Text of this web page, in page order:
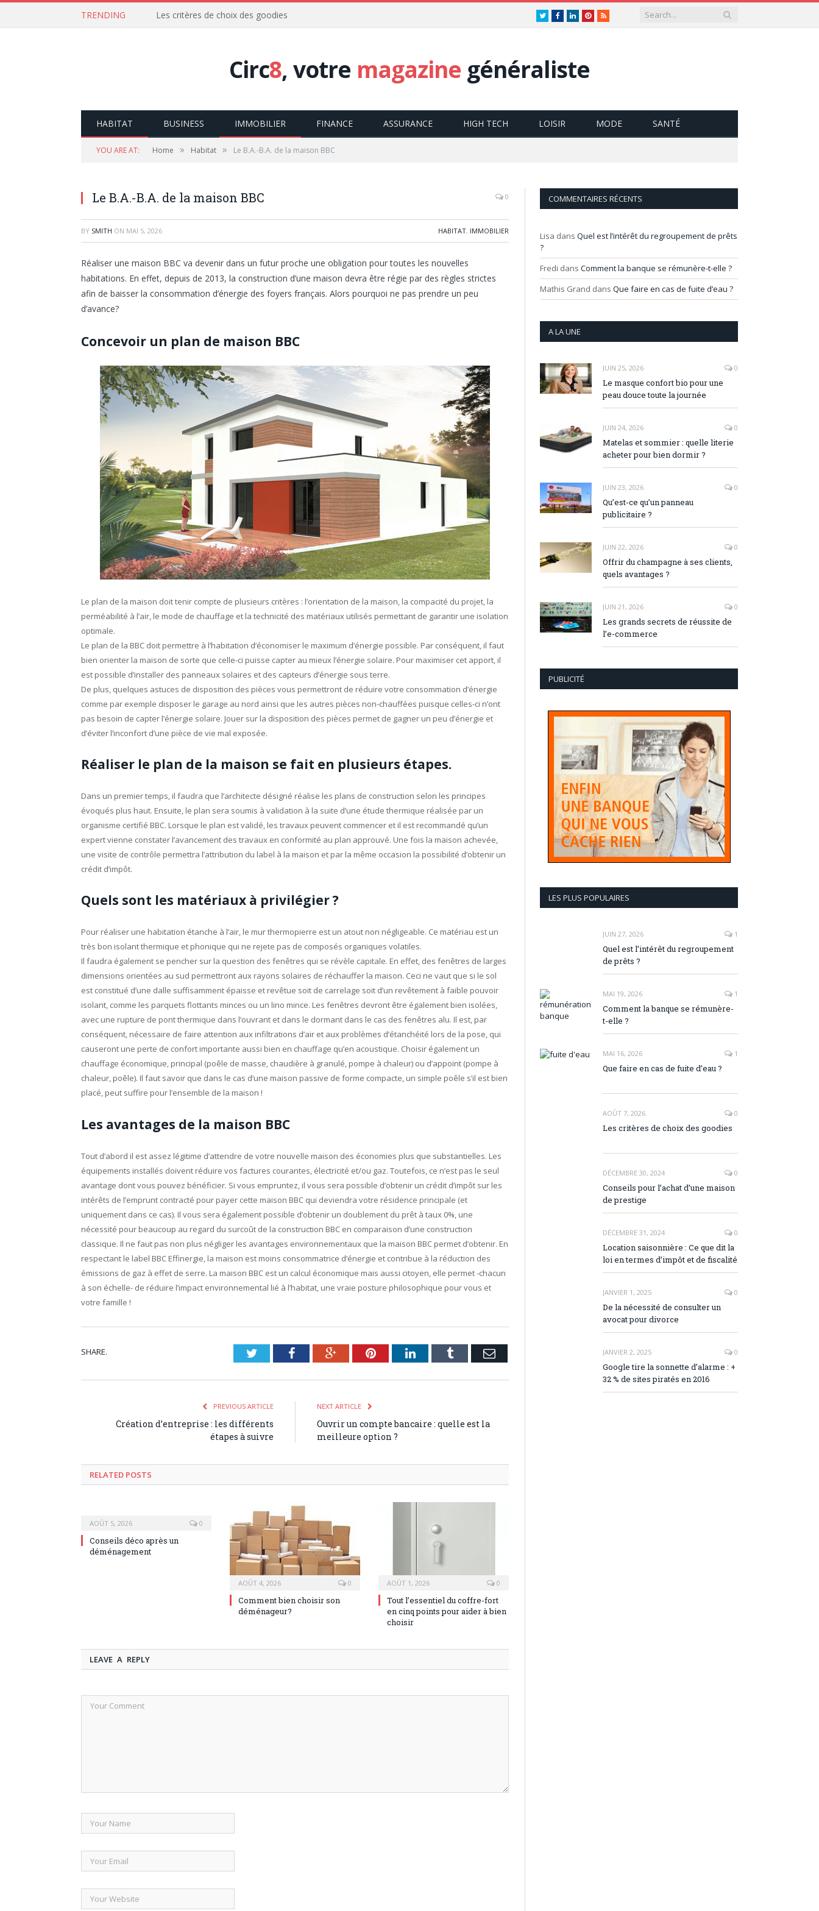
TRENDING Les critères de choix des goodies TwitterFacebookLinkedInPinterest
RSS
Circ8, votre magazine généraliste
HABITAT BUSINESS IMMOBILIER FINANCE ASSURANCE HIGH TECH LOISIR MODE SANTÉ
YOU ARE AT: Home » Habitat » Le B.A.-B.A. de la maison BBC
Le B.A.-B.A. de la maison BBC 0
BY SMITH ON MAI 5, 2026 HABITAT, IMMOBILIER
Réaliser une maison BBC va devenir dans un futur proche une obligation pour toutes les nouvelles
habitations. En effet, depuis de 2013, la construction d’une maison devra être régie par des règles strictes
afin de baisser la consommation d’énergie des foyers français. Alors pourquoi ne pas prendre un peu
d’avance?
Concevoir un plan de maison BBC
Le plan de la maison doit tenir compte de plusieurs critères : l’orientation de la maison, la compacité du projet, la
perméabilité à l’air, le mode de chauffage et la technicité des matériaux utilisés permettant de garantir une isolation
optimale.
Le plan de la BBC doit permettre à l’habitation d’économiser le maximum d’énergie possible. Par conséquent, il faut
bien orienter la maison de sorte que celle-ci puisse capter au mieux l’énergie solaire. Pour maximiser cet apport, il
est possible d’installer des panneaux solaires et des capteurs d’énergie sous terre.
De plus, quelques astuces de disposition des pièces vous permettront de réduire votre consommation d’énergie
comme par exemple disposer le garage au nord ainsi que les autres pièces non-chauffées puisque celles-ci n’ont
pas besoin de capter l’énergie solaire. Jouer sur la disposition des pièces permet de gagner un peu d’énergie et
d’éviter l’inconfort d’une pièce de vie mal exposée.
Réaliser le plan de la maison se fait en plusieurs étapes.
Dans un premier temps, il faudra que l’architecte désigné réalise les plans de construction selon les principes
évoqués plus haut. Ensuite, le plan sera soumis à validation à la suite d’une étude thermique réalisée par un
organisme certifié BBC. Lorsque le plan est validé, les travaux peuvent commencer et il est recommandé qu’un
expert vienne constater l’avancement des travaux en conformité au plan approuvé. Une fois la maison achevée,
une visite de contrôle permettra l’attribution du label à la maison et par la même occasion la possibilité d’obtenir un
crédit d’impôt.
Quels sont les matériaux à privilégier ?
Pour réaliser une habitation étanche à l’air, le mur thermopierre est un atout non négligeable. Ce matériau est un
très bon isolant thermique et phonique qui ne rejete pas de composés organiques volatiles.
Il faudra également se pencher sur la question des fenêtres qui se révèle capitale. En effet, des fenêtres de larges
dimensions orientées au sud permettront aux rayons solaires de réchauffer la maison. Ceci ne vaut que si le sol
est constitué d’une dalle suffisamment épaisse et revêtue soit de carrelage soit d’un revêtement à faible pouvoir
isolant, comme les parquets flottants minces ou un lino mince. Les fenêtres devront être également bien isolées,
avec une rupture de pont thermique dans l’ouvrant et dans le dormant dans le cas des fenêtres alu. Il est, par
conséquent, nécessaire de faire attention aux infiltrations d’air et aux problèmes d’étanchéité lors de la pose, qui
causeront une perte de confort importante aussi bien en chauffage qu’en acoustique. Choisir également un
chauffage économique, principal (poêle de masse, chaudière à granulé, pompe à chaleur) ou d’appoint (pompe à
chaleur, poêle). Il faut savoir que dans le cas d’une maison passive de forme compacte, un simple poêle s’il est bien
placé, peut suffire pour l’ensemble de la maison !
Les avantages de la maison BBC
Tout d’abord il est assez légitime d’attendre de votre nouvelle maison des économies plus que substantielles. Les
équipements installés doivent réduire vos factures courantes, électricité et/ou gaz. Toutefois, ce n’est pas le seul
avantage dont vous pouvez bénéficier. Si vous empruntez, il vous sera possible d’obtenir un crédit d’impôt sur les
intérêts de l’emprunt contracté pour payer cette maison BBC qui deviendra votre résidence principale (et
uniquement dans ce cas). Il vous sera également possible d’obtenir un doublement du prêt à taux 0%, une
nécessité pour beaucoup au regard du surcoût de la construction BBC en comparaison d’une construction
classique. Il ne faut pas non plus négliger les avantages environnementaux que la maison BBC permet d’obtenir. En
respectant le label BBC Effinergie, la maison est moins consommatrice d’énergie et contribue à la réduction des
émissions de gaz à effet de serre. La maison BBC est un calcul économique mais aussi citoyen, elle permet -chacun
à son échelle- de réduire l’impact environnemental lié à l’habitat, une vraie posture philosophique pour vous et
votre famille !
SHARE. TwitterFacebookGoogle+PinterestLinkedInTumblr Email
PREVIOUS ARTICLE
Création d’entreprise : les différents
étapes à suivre
NEXT ARTICLE
Ouvrir un compte bancaire : quelle est la
meilleure option ?
RELATED POSTS
AOÛT 5, 2026 0
Conseils déco après un
déménagement
AOÛT 4, 2026 0
Comment bien choisir son
déménageur?
AOÛT 1, 2026 0
Tout l’essentiel du coffre-fort
en cinq points pour aider à bien
choisir
LEAVE A REPLY
COMMENTAIRES RÉCENTS
Lisa dans Quel est l’intérêt du regroupement de prêts
?
Fredi dans Comment la banque se rémunère-t-elle ?
Mathis Grand dans Que faire en cas de fuite d’eau ?
A LA UNE
JUIN 25, 2026 0
Le masque confort bio pour une
peau douce toute la journée
JUIN 24, 2026 0
Matelas et sommier : quelle literie
acheter pour bien dormir ?
JUIN 23, 2026 0
Qu’est-ce qu’un panneau
publicitaire ?
JUIN 22, 2026 0
Offrir du champagne à ses clients,
quels avantages ?
JUIN 21, 2026 0
Les grands secrets de réussite de
l’e-commerce
PUBLICITÉ
LES PLUS POPULAIRES
JUIN 27, 2026 1
Quel est l’intérêt du regroupement
de prêts ?
MAI 19, 2026 1
Comment la banque se rémunère-
t-elle ?
MAI 16, 2026 1
Que faire en cas de fuite d’eau ?
AOÛT 7, 2026 0
Les critères de choix des goodies
DÉCEMBRE 30, 2024 0
Conseils pour l’achat d’une maison
de prestige
DÉCEMBRE 31, 2024 0
Location saisonnière : Ce que dit la
loi en termes d’impôt et de fiscalité
JANVIER 1, 2025 0
De la nécessité de consulter un
avocat pour divorce
JANVIER 2, 2025 0
Google tire la sonnette d’alarme : +
32 % de sites piratés en 2016